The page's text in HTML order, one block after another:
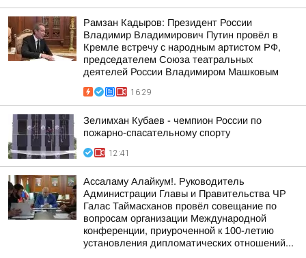
Рамзан Кадыров: Президент России
Владимир Владимирович Путин провёл в
Кремле встречу с народным артистом РФ,
председателем Союза театральных
деятелей России Владимиром Машковым
16:29
Зелимхан Кубаев - чемпион России по
пожарно-спасательному спорту
12:41
Ассаламу Алайкум!. Руководитель
Администрации Главы и Правительства ЧР
Галас Таймасханов провёл совещание по
вопросам организации Международной
конференции, приуроченной к 100-летию
установления дипломатических отношений...